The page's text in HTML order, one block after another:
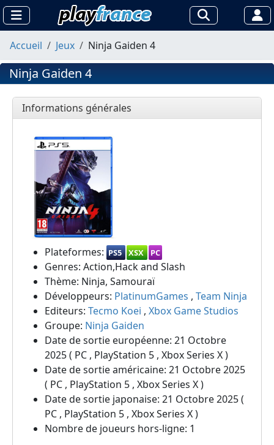
Accueil Jeux Ninja Gaiden 4
Ninja Gaiden 4
Informations générales
Plateformes: PS5 XSX PC
Genres: Action,Hack and Slash
Thème: Ninja, Samouraï
Développeurs: PlatinumGames , Team Ninja
Editeurs: Tecmo Koei , Xbox Game Studios
Groupe: Ninja Gaiden
Date de sortie européenne: 21 Octobre
2025 ( PC , PlayStation 5 , Xbox Series X )
Date de sortie américaine: 21 Octobre 2025
( PC , PlayStation 5 , Xbox Series X )
Date de sortie japonaise: 21 Octobre 2025 (
PC , PlayStation 5 , Xbox Series X )
Nombre de joueurs hors-ligne: 1